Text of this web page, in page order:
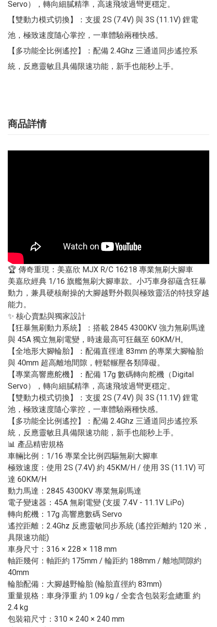
Servo），轉向細膩精準，高速飛坡過彎更穩定。
【雙動力模式切換】：支援 2S (7.4V) 與 3S (11.1V) 鋰電
池，極致速度隨心掌控，一車體驗兩種快感。
【多功能全比例遙控】：配備 2.4Ghz 三通道同步遙控系
統，反應靈敏且具備限速功能，新手也能秒上手。
商品詳情
🏆 傳奇重現：美嘉欣 MJX R/C 16218 專業無刷大腳車
美嘉欣經典 1/16 旗艦無刷大腳車款。小巧車身卻蘊含狂暴
動力，兼具硬核耐操的大腳越野外觀與極致靈活的特技穿越
能力。
✨ 核心賣點與獨家設計
【狂暴無刷動力系統】：搭載 2845 4300KV 強力無刷馬達
與 45A 獨立無刷電變，時速最高可狂飆至 60KM/H。
【全地形大腳輪胎】：配備直徑達 83mm 的專業大腳輪胎
與 40mm 超高離地間隙，輕鬆輾壓各類障礙。
【專業高響應舵機】：配備 17g 數碼轉向舵機（Digital
Servo），轉向細膩精準，高速飛坡過彎更穩定。
【雙動力模式切換】：支援 2S (7.4V) 與 3S (11.1V) 鋰電
池，極致速度隨心掌控，一車體驗兩種快感。
【多功能全比例遙控】：配備 2.4Ghz 三通道同步遙控系
統，反應靈敏且具備限速功能，新手也能秒上手。
📊 產品精密規格
車輛比例：1/16 專業全比例四驅無刷大腳車
極致速度：使用 2S (7.4V) 約 45KM/H / 使用 3S (11.1V) 可
達 60KM/H
動力馬達：2845 4300KV 專業無刷馬達
電子變速器：45A 無刷電變 (支援 7.4V - 11.1V LiPo)
轉向舵機：17g 高響應數碼 Servo
遙控距離：2.4Ghz 反應靈敏同步系統 (遙控距離約 120 米，
具限速功能)
車身尺寸：316 × 228 × 118 mm
軸距幾何：軸距約 175mm / 輪距約 188mm / 離地間隙約
40mm
輪胎配備：大腳越野輪胎 (輪胎直徑約 83mm)
重量規格：車身淨重 約 1.09 kg / 全套含包裝彩盒總重 約
2.4 kg
包裝箱尺寸：310 × 240 × 240 mm